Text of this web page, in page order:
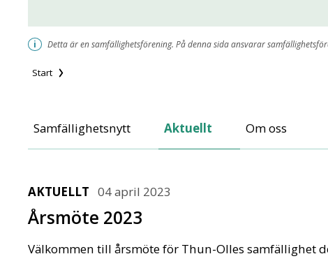
i Detta är en samfällighetsförening. På denna sida ansvarar
Start
Samfällighetsnytt Aktuellt Om oss
AKTUELLT 04 april 2023
Årsmöte 2023
Välkommen till årsmöte för Thun-Olles samfällighet